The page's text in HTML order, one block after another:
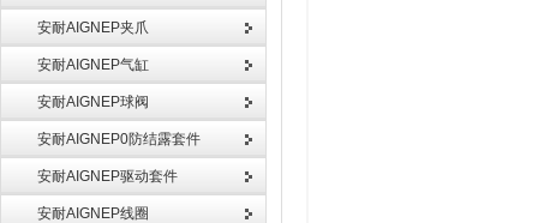
安耐AIGNEP夹爪
安耐AIGNEP气缸
安耐AIGNEP球阀
安耐AIGNEP0防结露套件
安耐AIGNEP驱动套件
安耐AIGNEP线圈